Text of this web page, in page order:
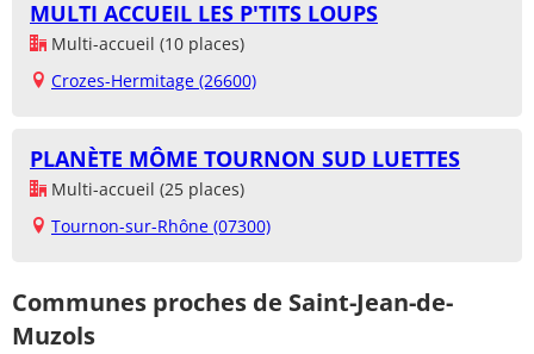
MULTI ACCUEIL LES P'TITS LOUPS
Multi-accueil (10 places)
Crozes-Hermitage (26600)
PLANÈTE MÔME TOURNON SUD LUETTES
Multi-accueil (25 places)
Tournon-sur-Rhône (07300)
Communes proches de Saint-Jean-de-
Muzols